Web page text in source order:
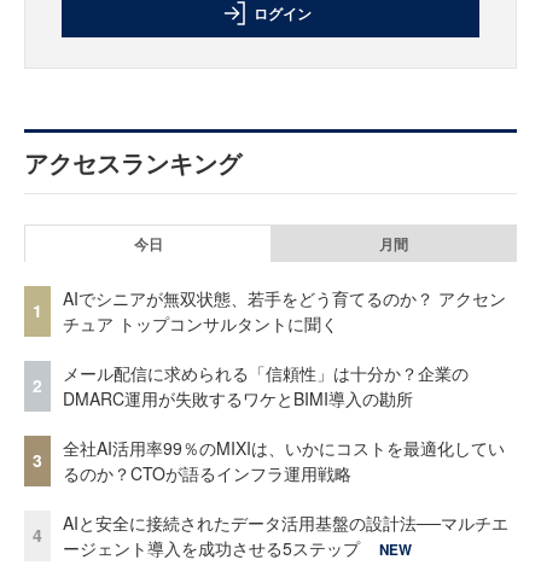
ログイン
アクセスランキング
今日 月間
1
AIでシニアが無双状態、若手をどう育てるのか？ アクセン
チュア トップコンサルタントに聞く
2
メール配信に求められる「信頼性」は十分か？企業の
DMARC運用が失敗するワケとBIMI導入の勘所
3
全社AI活用率99％のMIXIは、いかにコストを最適化してい
るのか？CTOが語るインフラ運用戦略
4
AIと安全に接続されたデータ活用基盤の設計法──マルチエ
ージェント導入を成功させる5ステップ
NEW